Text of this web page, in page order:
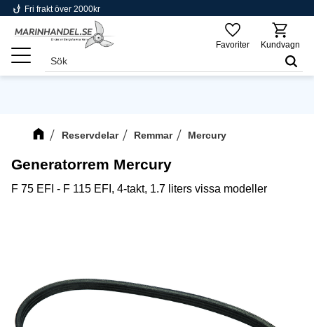
Meny
phishing Fri frakt över 2000kr
Favoriter Kundvagn
Reservdelar Remmar Mercury
Generatorrem Mercury
F 75 EFI - F 115 EFI, 4-takt, 1.7 liters vissa modeller